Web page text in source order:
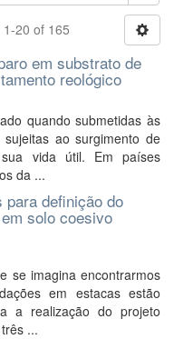
20 of 165
em substrato de
reológico
quando submetidas às
ao surgimento de
sua vida útil. Em países
da ...
definição do
solo coesivo
se imagina encontrarmos
em estacas estão
a realização do projeto
...